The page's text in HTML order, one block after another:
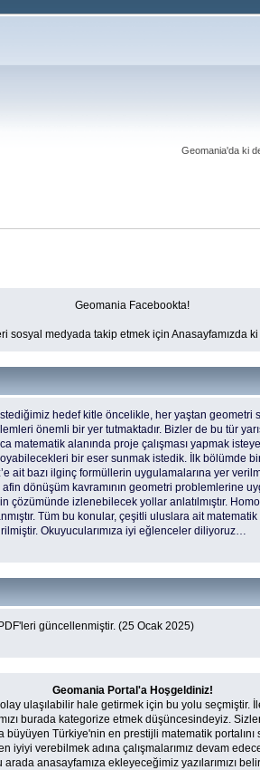
Geomania'da ki
Geomania Facebookta!
medyada takip etmek için Anasayfamızda ki
hedef kitle öncelikle, her yaştan geometri
önemli bir yer tutmaktadır. Bizler de bu tür
matematik alanında proje çalışması yapmak
bir eser sunmak istedik. İlk bölümde
ait bazı ilginç formüllerin uygulamalarına yer
dönüşüm kavramının geometri problemlerine
çözümünde izlenebilecek yollar anlatılmıştır.
Tüm bu konular, çeşitli uluslara ait
Okuyucularımıza iyi eğlenceler diliyoruz…
güncellenmiştir. (25 Ocak 2025)
Geomania Portal'a Hoşgeldiniz!
ulaşılabilir hale getirmek için bu yolu seçmiştir.
burada kategorize etmek düşüncesindeyiz.
büyüyen Türkiye'nin en prestijli matematik
iyiyi verebilmek adına çalışmalarımız devam
arada anasayfamıza ekleyeceğimiz yazılarımızı